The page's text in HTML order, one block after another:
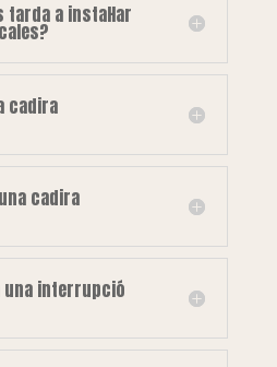
tarda a instal·lar
cadira
cadira
una interrupció